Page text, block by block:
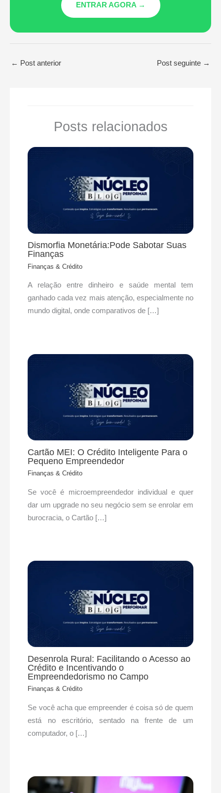
ENTRAR AGORA →
← Post anterior Post seguinte →
Posts relacionados
Dismorfia Monetária:Pode Sabotar Suas
Finanças
Finanças & Crédito
A relação entre dinheiro e saúde mental tem
ganhado cada vez mais atenção, especialmente no
mundo digital, onde comparativos de […]
Cartão MEI: O Crédito Inteligente Para o
Pequeno Empreendedor
Finanças & Crédito
Se você é microempreendedor individual e quer
dar um upgrade no seu negócio sem se enrolar em
burocracia, o Cartão […]
Desenrola Rural: Facilitando o Acesso ao
Crédito e Incentivando o
Empreendedorismo no Campo
Finanças & Crédito
Se você acha que empreender é coisa só de quem
está no escritório, sentado na frente de um
computador, o […]